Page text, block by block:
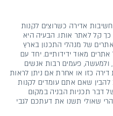
אדירה כשרוצים לקנות
כך קל לאתר אותו. הבעיה היא
של מנהלי התכנון בארץ
מאוד ידידותיים. יחד עם
פעמים רבות אנשים
כזו או אחרת אם ניתן לראות
להבין שאם אתם עומדים לקנות
דבר תכניות הבניה במקום
שאולי תשנו את דעתכם לגבי